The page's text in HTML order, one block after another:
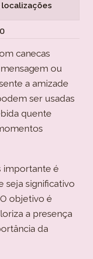
canecas
ou
a amizade
ser usadas
quente
importante é
seja significativo
objetivo é
a presença
da